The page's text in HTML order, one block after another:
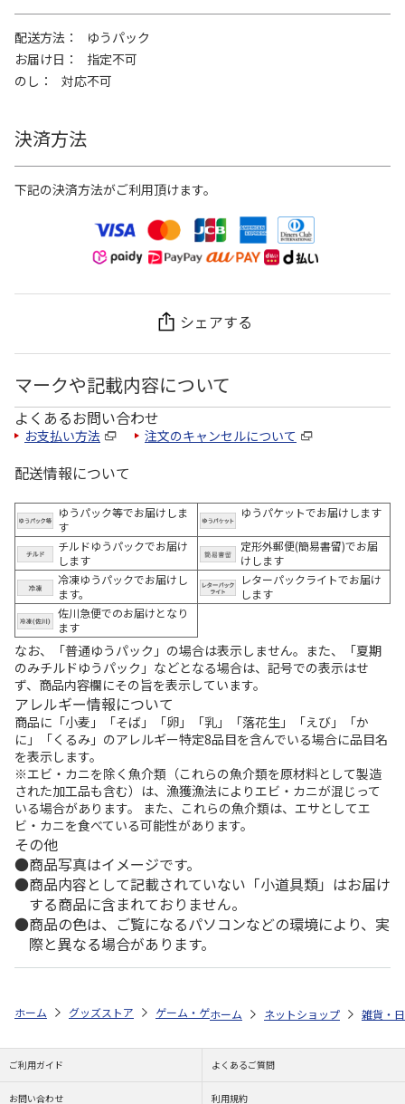
配送方法
ゆうパック
お届け日
指定不可
のし
対応不可
決済方法
下記の決済方法がご利用頂けます。
シェアする
マークや記載内容について
よくあるお問い合わせ
お支払い方法 注文のキャンセルについて
配送情報について
ゆうパック等でお届けしま
す
ゆうパケットでお届けします
チルドゆうパックでお届け
します
定形外郵便(簡易書留)でお届
けします
冷凍ゆうパックでお届けし
ます。
レターパックライトでお届け
します
佐川急便でのお届けとなり
ます
なお、「普通ゆうパック」の場合は表示しません。また、「夏期
のみチルドゆうパック」などとなる場合は、記号での表示はせ
ず、商品内容欄にその旨を表示しています。
アレルギー情報について
商品に「小麦」「そば」「卵」「乳」「落花生」「えび」「か
に」「くるみ」のアレルギー特定8品目を含んでいる場合に品目名
を表示します。
※エビ・カニを除く魚介類（これらの魚介類を原材料として製造
された加工品も含む）は、漁獲漁法によりエビ・カニが混じって
いる場合があります。 また、これらの魚介類は、エサとしてエ
ビ・カニを食べている可能性があります。
その他
商品写真はイメージです。
商品内容として記載されていない「小道具類」はお届け
する商品に含まれておりません。
商品の色は、ご覧になるパソコンなどの環境により、実
際と異なる場合があります。
ホーム グッズストア ゲーム・ゲームキャラクター 英雄伝説 軌跡シ
ホーム ネットショップ 雑貨・
ご利用ガイド よくあるご質問
お問い合わせ 利用規約